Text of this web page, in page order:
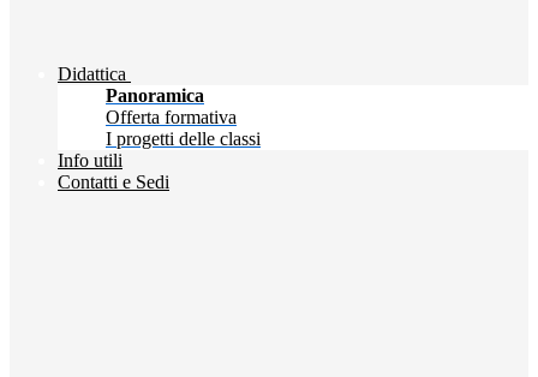
Didattica
Panoramica
Offerta formativa
I progetti delle classi
Info utili
Contatti e Sedi